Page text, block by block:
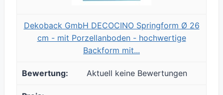
Dekoback GmbH DECOCINO Springform Ø 26
cm - mit Porzellanboden - hochwertige
Backform mit...
Aktuell keine Bewertungen